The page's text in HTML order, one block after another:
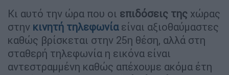
Κι αυτό την ώρα που οι επιδόσεις της χώρας
στην κινητή τηλεφωνίαείναι αξιοθαύμαστες
καθώς βρίσκεται στην 25η θέση, αλλά στη
σταθερή τηλεφωνία η εικόνα είναι
αντεστραμμένη καθώς απέχουμε ακόμα έτη